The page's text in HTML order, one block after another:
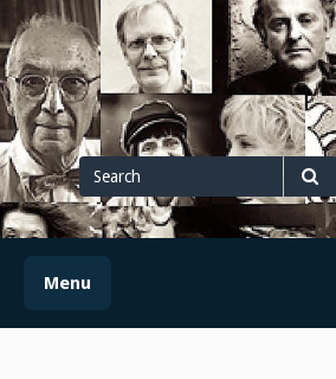
Skip
to
content
Search
for
Menu